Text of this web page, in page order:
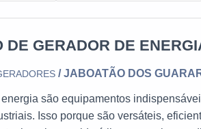
do conserto de geradores. Isso inclui serviços
DE GERADOR DE
/ JABOATÃO DOS
são equipamentos
Isso porque são versáteis,